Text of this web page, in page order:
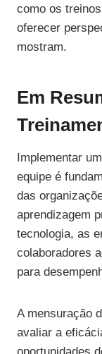
como os
oferecer
mostram.
Em
Implementar
equipe é
das
aprendizagem
tecnologia, as
colaboradores
para
A mensuração
avaliar a